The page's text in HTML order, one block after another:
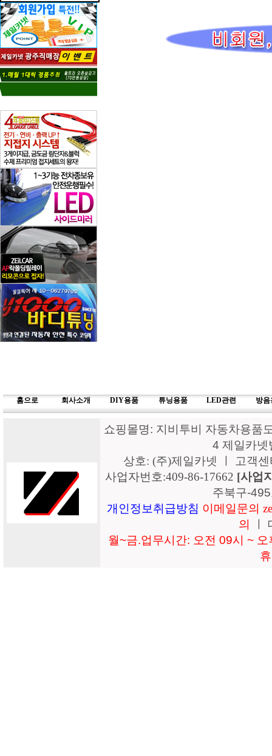
홈으로 회사소개 DIY용품 튜닝용품 LED관련 방음
쇼핑몰명: 지비투비 자동차용품
4 제일카
상호: (주)제일카넷 ㅣ 고객
사업자번호:409-86-17662 [사업
주북구-
개인정보취급방침 이메일문의
의
월~금.업무시간: 오전 09시 ~